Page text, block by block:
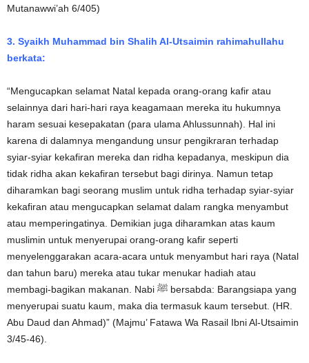
Mutanawwi’ah 6/405)
3. Syaikh Muhammad bin Shalih Al-Utsaimin rahimahullahu
berkata:
“Mengucapkan selamat Natal kepada orang-orang kafir atau
selainnya dari hari-hari raya keagamaan mereka itu hukumnya
haram sesuai kesepakatan (para ulama Ahlussunnah). Hal ini
karena di dalamnya mengandung unsur pengikraran terhadap
syiar-syiar kekafiran mereka dan ridha kepadanya, meskipun dia
tidak ridha akan kekafiran tersebut bagi dirinya. Namun tetap
diharamkan bagi seorang muslim untuk ridha terhadap syiar-syiar
kekafiran atau mengucapkan selamat dalam rangka menyambut
atau memperingatinya. Demikian juga diharamkan atas kaum
muslimin untuk menyerupai orang-orang kafir seperti
menyelenggarakan acara-acara untuk menyambut hari raya (Natal
dan tahun baru) mereka atau tukar menukar hadiah atau
membagi-bagikan makanan. Nabi ﷺ bersabda: Barangsiapa yang
menyerupai suatu kaum, maka dia termasuk kaum tersebut. (HR.
Abu Daud dan Ahmad)” (Majmu’ Fatawa Wa Rasail Ibni Al-Utsaimin
3/45-46).